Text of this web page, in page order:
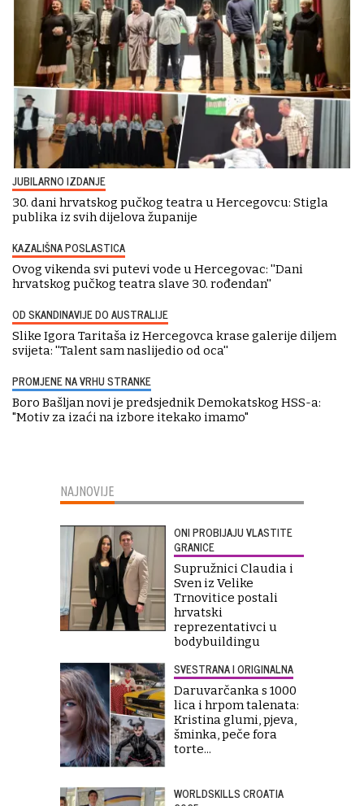
JUBILARNO IZDANJE
30. dani hrvatskog pučkog teatra u Hercegovcu: Stigla
publika iz svih dijelova županije
KAZALIŠNA POSLASTICA
Ovog vikenda svi putevi vode u Hercegovac: ''Dani
hrvatskog pučkog teatra slave 30. rođendan''
OD SKANDINAVIJE DO AUSTRALIJE
Slike Igora Taritaša iz Hercegovca krase galerije diljem
svijeta: ''Talent sam naslijedio od oca''
PROMJENE NA VRHU STRANKE
Boro Bašljan novi je predsjednik Demokatskog HSS-a:
"Motiv za izaći na izbore itekako imamo"
NAJNOVIJE
ONI PROBIJAJU VLASTITE
GRANICE
Supružnici Claudia i
Sven iz Velike
Trnovitice postali
hrvatski
reprezentativci u
bodybuildingu
SVESTRANA I ORIGINALNA
Daruvarčanka s 1000
lica i hrpom talenata:
Kristina glumi, pjeva,
šminka, peče fora
torte...
WORLDSKILLS CROATIA